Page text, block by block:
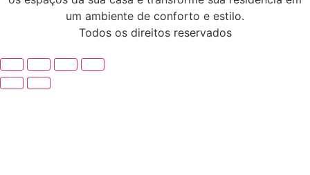
um ambiente de conforto e estilo.
Todos os direitos reservados